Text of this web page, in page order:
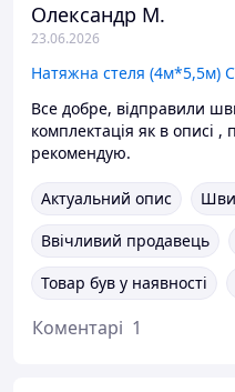
Олександр М.
23.06.2026
Все добре, відправили
комплектація як в описі ,
рекомендую.
Актуальний опис
Ввічливий продавець
Товар був у наявності
Коментарі 1